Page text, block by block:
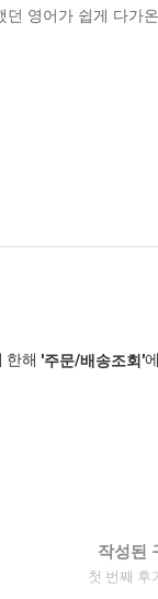
던 영어가 쉽게 다가
한해 '주문/배송조회'
작성된
첫 번째 후